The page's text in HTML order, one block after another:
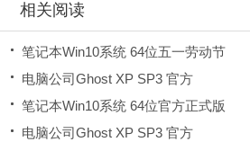
相关阅读
笔记本Win10系统 64位五一劳动节
电脑公司Ghost XP SP3 官方
笔记本Win10系统 64位官方正式版
电脑公司Ghost XP SP3 官方